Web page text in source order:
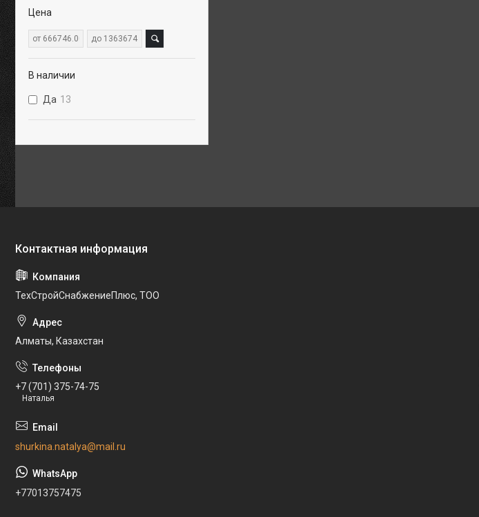
Цена
В наличии
Да 13
ТехСтройСнабжениеПлюс, ТОО
Алматы, Казахстан
+7 (701) 375-74-75
Наталья
shurkina.natalya@mail.ru
+77013757475